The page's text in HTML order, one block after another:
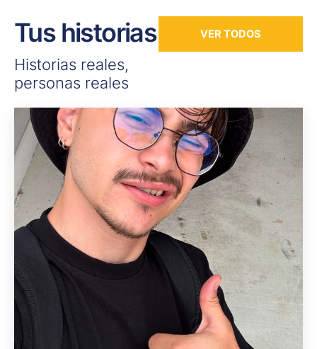
Tus historias
Historias reales,
personas reales
VER TODOS